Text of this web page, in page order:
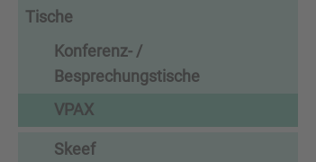
Tische
Konferenz- /
Besprechungstische
VPAX
Skeef